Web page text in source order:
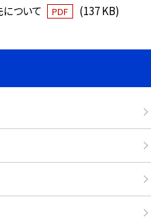
ついて
PDF (137 KB)